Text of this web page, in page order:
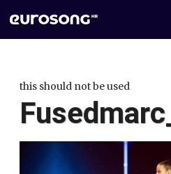
this should not be used